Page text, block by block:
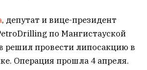
, депутат и вице-президент
по Мангистауской
решил провести липосакцию в
Операция прошла 4 апреля.